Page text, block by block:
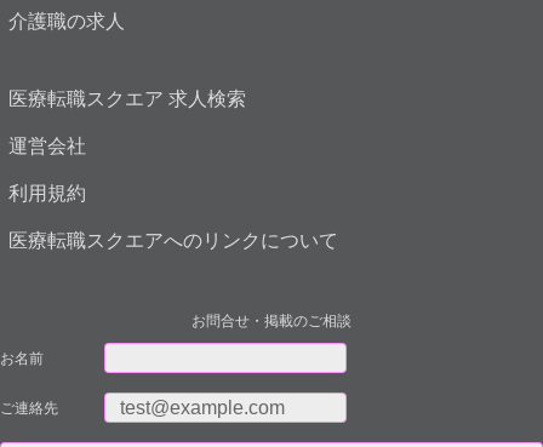
介護職の求人
医療転職スクエア 求人検索
運営会社
利用規約
医療転職スクエアへのリンクについて
お問合せ・掲載のご相談
お名前
ご連絡先